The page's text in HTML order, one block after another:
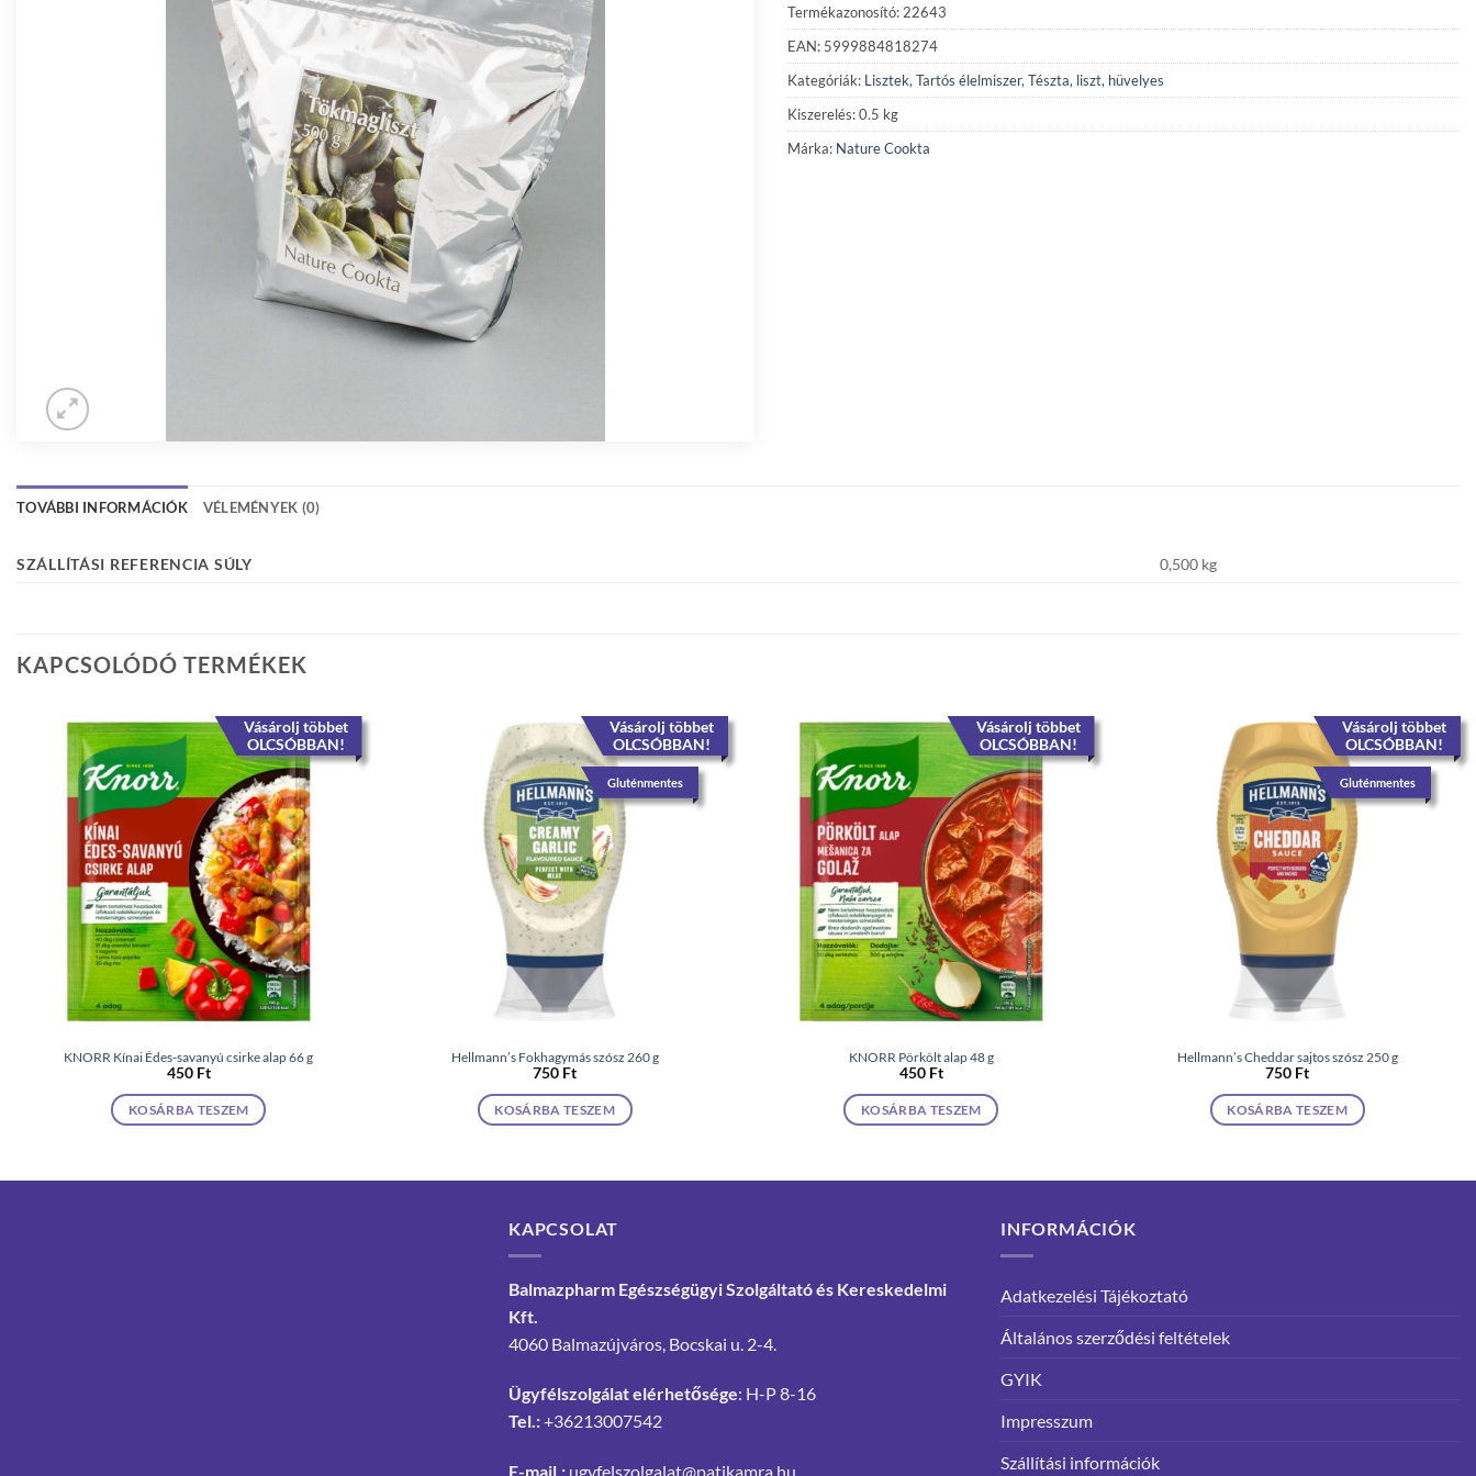
Termékazonosító: 22643
EAN: 5999884818274
Kategóriák: Lisztek, Tartós élelmiszer, Tészta, liszt, hüvelyes
Kiszerelés: 0.5 kg
Márka: Nature Cookta
TOVÁBBI INFORMÁCIÓK VÉLEMÉNYEK (0)
SZÁLLÍTÁSI REFERENCIA SÚLY 0,500 kg
KAPCSOLÓDÓ TERMÉKEK
Vásárolj többet
OLCSÓBBAN!
KNORR Kínai Édes-savanyú csirke alap 66 g
450 Ft
KOSÁRBA TESZEM
Vásárolj többet
OLCSÓBBAN!
Gluténmentes
Hellmann’s Fokhagymás szósz 260 g
750 Ft
KOSÁRBA TESZEM
Vásárolj többet
OLCSÓBBAN!
KNORR Pörkölt alap 48 g
450 Ft
KOSÁRBA TESZEM
Vásárolj többet
OLCSÓBBAN!
Gluténmentes
Hellmann’s Cheddar sajtos szósz 250 g
750 Ft
KOSÁRBA TESZEM
KAPCSOLAT
Balmazpharm Egészségügyi Szolgáltató és Kereskedelmi
Kft.
4060 Balmazújváros, Bocskai u. 2-4.
Ügyfélszolgálat elérhetősége: H-P 8-16
Tel.:+36213007542
E-mail.: ugyfelszolgalat@patikamra.hu
INFORMÁCIÓK
Adatkezelési Tájékoztató
Általános szerződési feltételek
GYIK
Impresszum
Szállítási információk